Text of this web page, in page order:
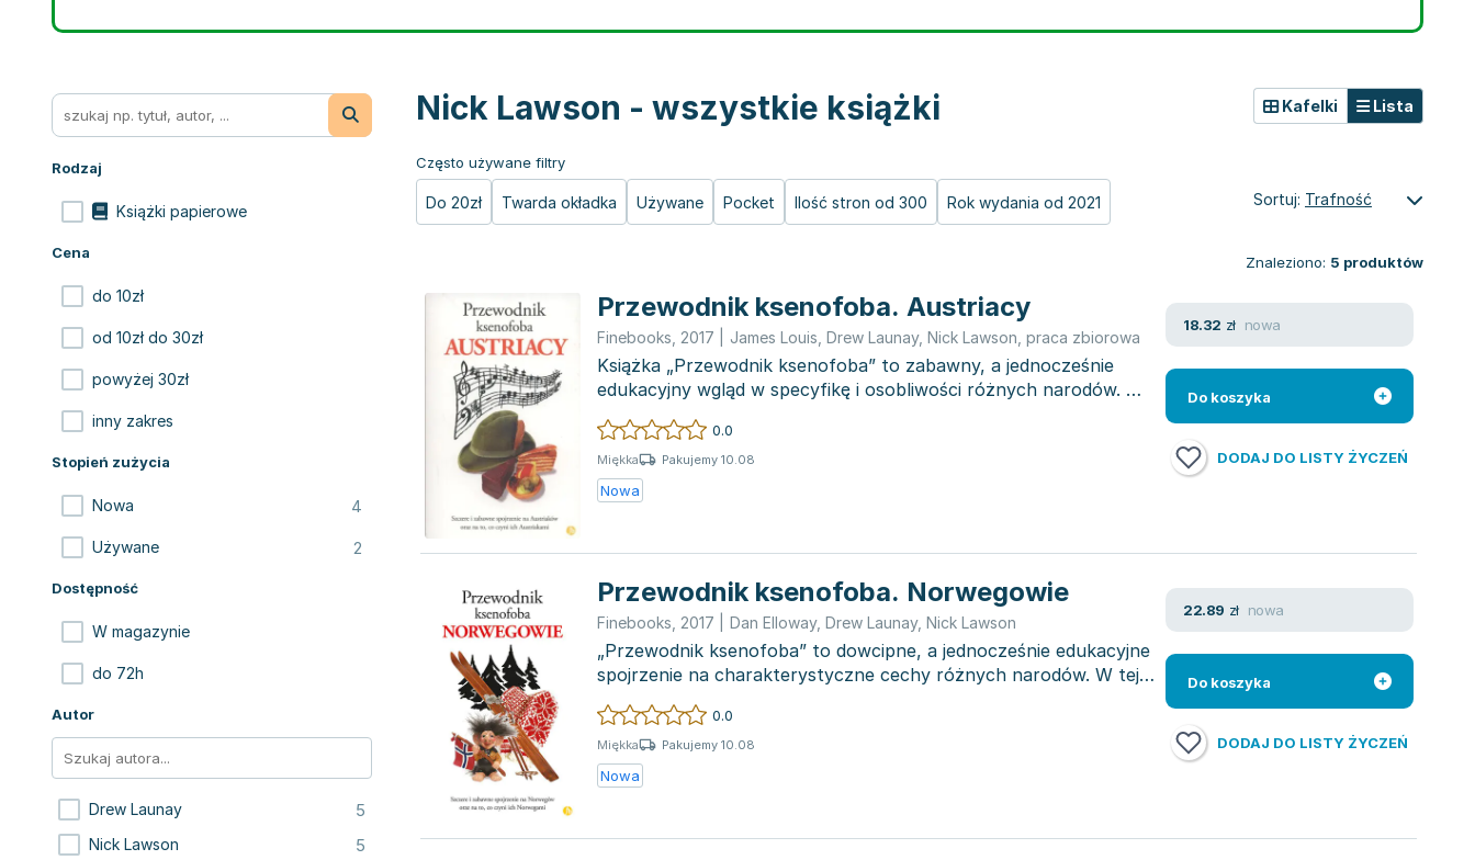
Rodzaj
Książki papierowe
Cena
do 10zł
od 10zł do 30zł
powyżej 30zł
inny zakres
Stopień zużycia
Nowa 4
Używane 2
Dostępność
W magazynie
do 72h
Autor
Drew Launay 5
Nick Lawson 5
Nick Lawson - wszystkie książki
Często używane filtry
Do 20zł Twarda okładka Używane Pocket Ilość stron od 300 Rok wydania od 2021
Kafelki Lista
Sortuj: Trafność
Znaleziono: 5 produktów
Przewodnik ksenofoba. Austriacy
Finebooks 2017 James Louis Drew Launay, Nick Lawson praca zbiorowa
Książka „Przewodnik ksenofoba” to zabawny, a jednocześnie
edukacyjny wgląd w specyfikę i osobliwości różnych narodów. W
tym wydani...
0.0
Miękka Pakujemy 10.08
Nowa
18.32 zł nowa
Do koszyka
DODAJ DO LISTY ŻYCZEŃ
Przewodnik ksenofoba. Norwegowie
Finebooks 2017 Dan Elloway, Drew Launay, Nick Lawson
„Przewodnik ksenofoba” to dowcipne, a jednocześnie edukacyjne
spojrzenie na charakterystyczne cechy różnych narodów. W tej
części...
0.0
Miękka Pakujemy 10.08
Nowa
22.89 zł nowa
Do koszyka
DODAJ DO LISTY ŻYCZEŃ